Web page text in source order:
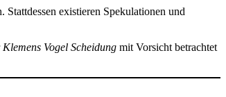
Stattdessen existieren Spekulationen und
Klemens Vogel Scheidung mit Vorsicht betrachtet